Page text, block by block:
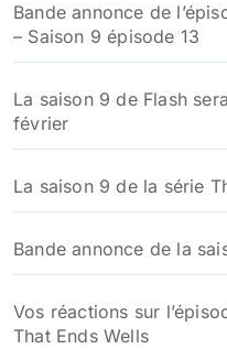
Bande annonce de
– Saison 9 épisode 13
La saison 9 de Flash
février
La saison 9 de la série
Bande annonce de la
Vos réactions sur
That Ends Wells